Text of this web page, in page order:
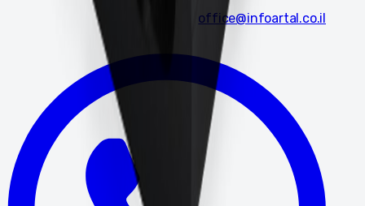
office@infoartal.co.il